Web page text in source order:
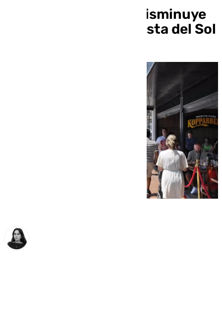
El turismo nacional disminuye
el último año en la Costa del Sol